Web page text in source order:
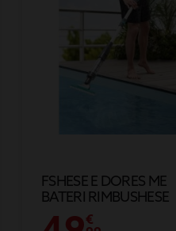
FSHESE E DORES ME
BATERI RIMBUSHESE
€